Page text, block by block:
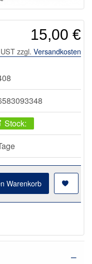
15,00 €
zzgl. Versandkosten
Stock:
Warenkorb